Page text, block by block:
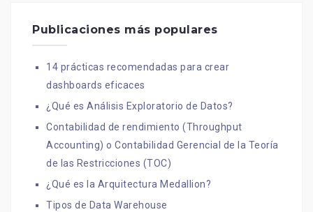
Publicaciones más populares
14 prácticas recomendadas para crear
dashboards eficaces
¿Qué es Análisis Exploratorio de Datos?
Contabilidad de rendimiento (Throughput
Accounting) o Contabilidad Gerencial de la Teoría
de las Restricciones (TOC)
¿Qué es la Arquitectura Medallion?
Tipos de Data Warehouse